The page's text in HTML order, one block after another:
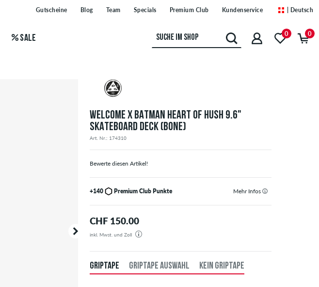
Gutscheine Blog Team Specials Premium Club Kundenservice | Deutsch
SALE 0 0
WELCOME X BATMAN HEART OF HUSH 9.6"
SKATEBOARD DECK (BONE)
Art. Nr.: 174310
Bewerte diesen Artikel!
+140 Premium Club Punkte Mehr Infos
CHF 150.00
inkl. Mwst. und Zoll
Deine Bestellung wird aus unserem Lager in Deutschland verschickt. Alle Steuern und Zölle sind in dem
GRIPTAPE GRIPTAPE AUSWAHL KEIN GRIPTAPE